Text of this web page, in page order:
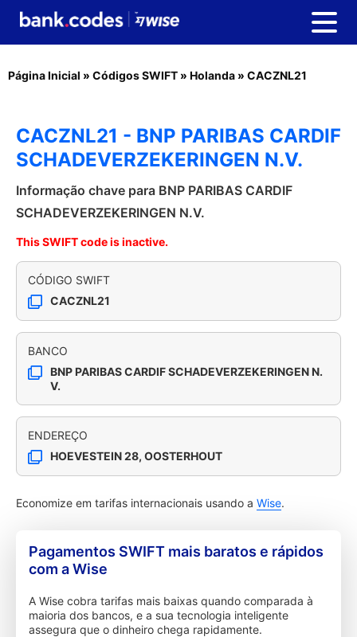
Página Inicial » Códigos SWIFT » Holanda » CACZNL21
CACZNL21 - BNP PARIBAS CARDIF
SCHADEVERZEKERINGEN N.V.
Informação chave para BNP PARIBAS CARDIF
SCHADEVERZEKERINGEN N.V.
This SWIFT code is inactive.
CÓDIGO SWIFT
CACZNL21
BANCO
BNP PARIBAS CARDIF SCHADEVERZEKERINGEN N.
V.
ENDEREÇO
HOEVESTEIN 28, OOSTERHOUT
Economize em tarifas internacionais usando a Wise.
Pagamentos SWIFT mais baratos e rápidos
com a Wise
A Wise cobra tarifas mais baixas quando comparada à
maioria dos bancos, e a sua tecnologia inteligente
assegura que o dinheiro chega rapidamente.